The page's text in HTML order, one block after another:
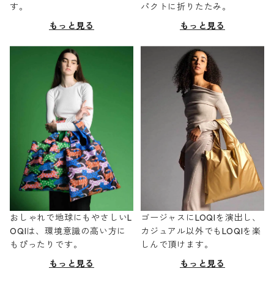
す。
もっと見る
パクトに折りたたみ。
もっと見る
おしゃれで地球にもやさしいL
OQIは、環境意識の高い方に
もぴったりです。
もっと見る
ゴージャスにLOQIを演出し、
カジュアル以外でもLOQIを楽
しんで頂けます。
もっと見る